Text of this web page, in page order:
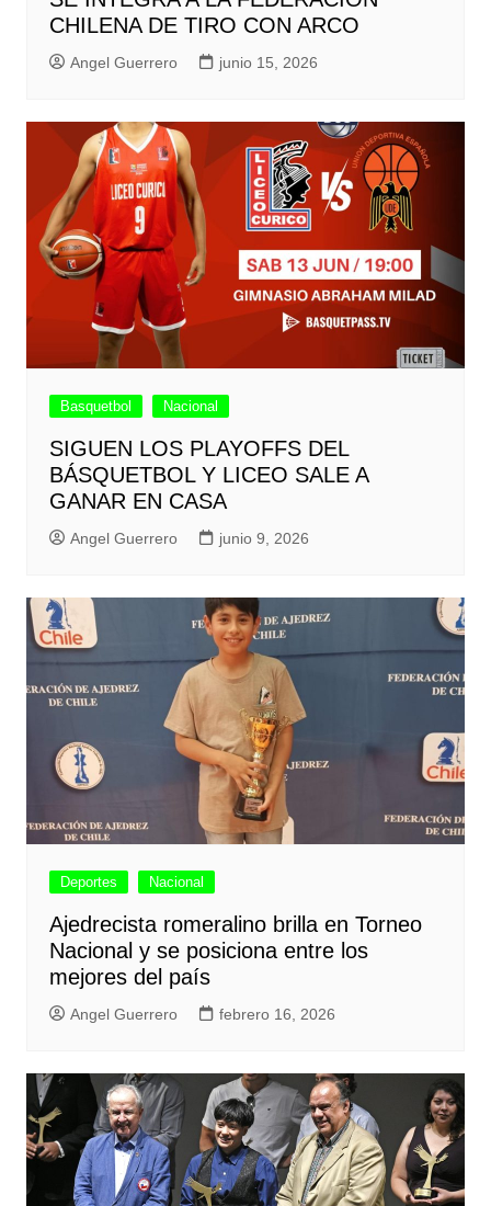
CHILENA DE TIRO CON ARCO
Angel Guerrero junio 15, 2026
Basquetbol Nacional
SIGUEN LOS PLAYOFFS DEL
BÁSQUETBOL Y LICEO SALE A
GANAR EN CASA
Angel Guerrero junio 9, 2026
Deportes Nacional
Ajedrecista romeralino brilla en Torneo
Nacional y se posiciona entre los
mejores del país
Angel Guerrero febrero 16, 2026